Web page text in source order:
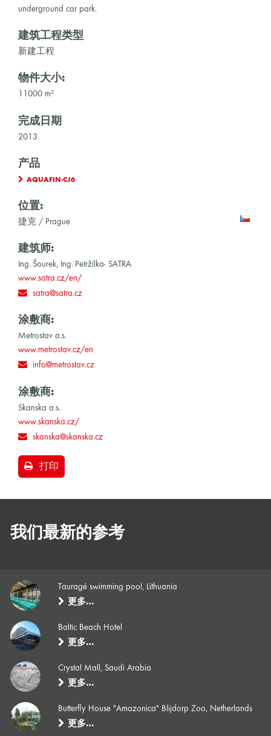
underground car park.
建筑工程类型
新建工程
物件大小:
11000 m²
完成日期
2013
产品
AQUAFIN-CJ6
位置:
捷克 / Prague
建筑师:
Ing. Šourek, Ing. Petržílka- SATRA
www.satra.cz/en/
satra@satra.cz
涂敷商:
Metrostav a.s.
www.metrostav.cz/en
info@metrostav.cz
涂敷商:
Skanska a.s.
www.skanska.cz/
skanska@skanska.cz
打印
我们最新的参考
Tauragé swimming pool, Lithuania
更多…
Baltic Beach Hotel
更多…
Crystal Mall, Saudi Arabia
更多…
Butterfly House "Amazonica" Blijdorp Zoo, Netherlands
更多…